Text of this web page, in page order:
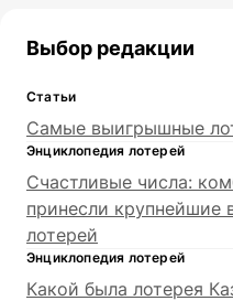
Выбор редакции
Статьи
Самые выигрышные
Энциклопедия лотерей
Счастливые числа:
принесли
лотерей
Энциклопедия лотерей
Какой была лотерея